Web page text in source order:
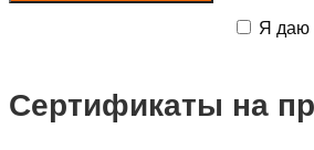
Я даю
Сертификаты на